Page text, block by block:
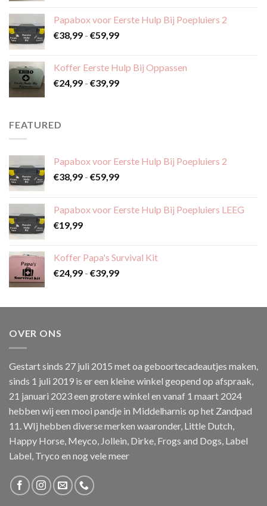
€39,99
Papabox voor Eerste Hulp Bij Poepluiers 2
€38,99 - €59,99Prijsklasse:
€59,99
Koffer Eerste Hulp Bij Oppassen
€24,99 - €39,99Prijsklasse:
FEATURED
Papabox voor Eerste Hulp Bij Poepluiers 2
€38,99 - €59,99Prijsklasse:
€59,99
Papabox voor Eerste Hulp Bij Poepluiers LEEG
€19,99
Koffer Papa's Survival Kit
€24,99 - €39,99Prijsklasse:
€39,99
OVER ONS
Gestart sinds 27 juli 2015 met oa geboortecadeautjes maken,
sinds 1 juli 2019 is er een kleine winkel geopend op afspraak,
21 januari 2023 een grotere winkel en vanaf 1 maart 2024
hebben wij een mooi pandje in Middelharnis op het Zandpad
11. WIj hebben diverse merken waaronder, Little Dutch,
Happy Horse, Meyco, Jollein, Dirke, Frogs and Dogs, Label
Label, Tryco en nog vele meer